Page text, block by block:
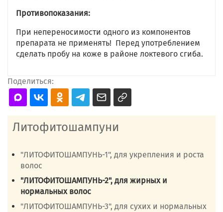
Противопоказания:
При непереносимости одного из компонентов
препарата не применять! Перед употреблением
сделать пробу на коже в районе локтевого сгиба.
Поделиться:
Литофитошампуни
"ЛИТОФИТОШАМПУНЬ-1", для укрепления и роста
волос
"ЛИТОФИТОШАМПУНЬ-2", для жирных и
нормальных волос
"ЛИТОФИТОШАМПУНЬ-3", для сухих и нормальных